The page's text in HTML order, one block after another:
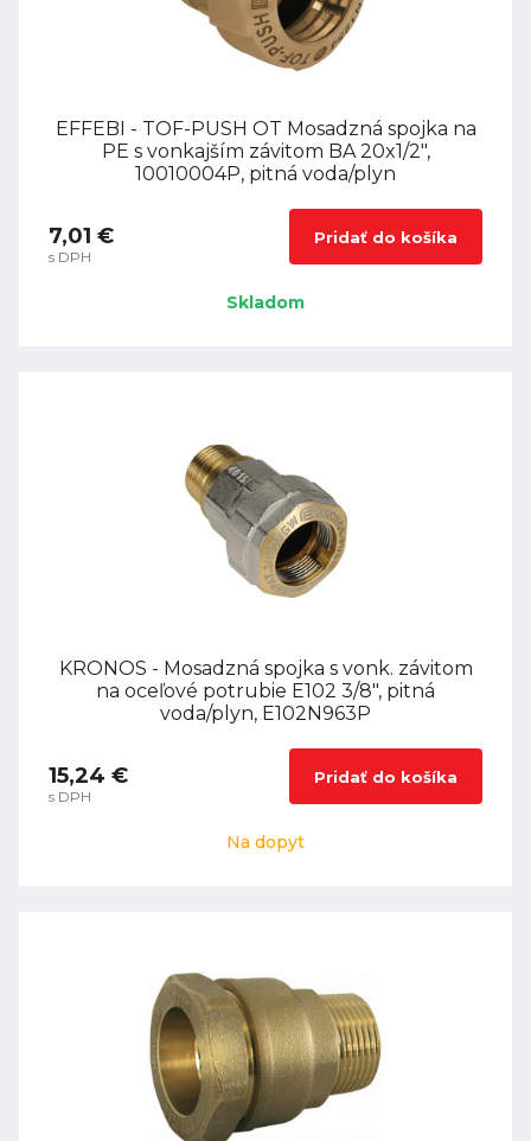
EFFEBI - TOF-PUSH OT Mosadzná spojka na
PE s vonkajším závitom BA 20x1/2",
10010004P, pitná voda/plyn
7,01 €
s DPH
Pridať do košíka
Skladom
KRONOS - Mosadzná spojka s vonk. závitom
na oceľové potrubie E102 3/8", pitná
voda/plyn, E102N963P
15,24 €
s DPH
Pridať do košíka
Na dopyt